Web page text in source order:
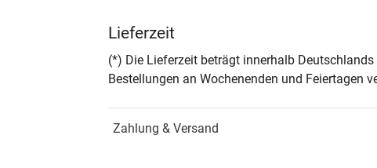
Seiten
ISBN
Lieferzeit
(*) Die Lieferzeit beträgt innerhalb
Bestellungen an Wochenenden und Feiertagen
Zahlung & Versand